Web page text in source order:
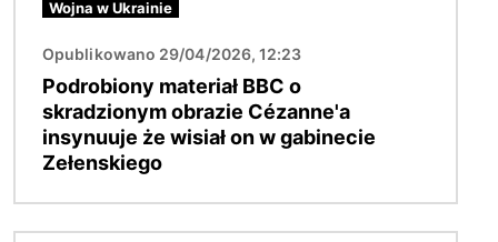
Wojna w Ukrainie
Opublikowano 29/04/2026, 12:23
Podrobiony materiał BBC o
skradzionym obrazie Cézanne'a
insynuuje że wisiał on w gabinecie
Zełenskiego